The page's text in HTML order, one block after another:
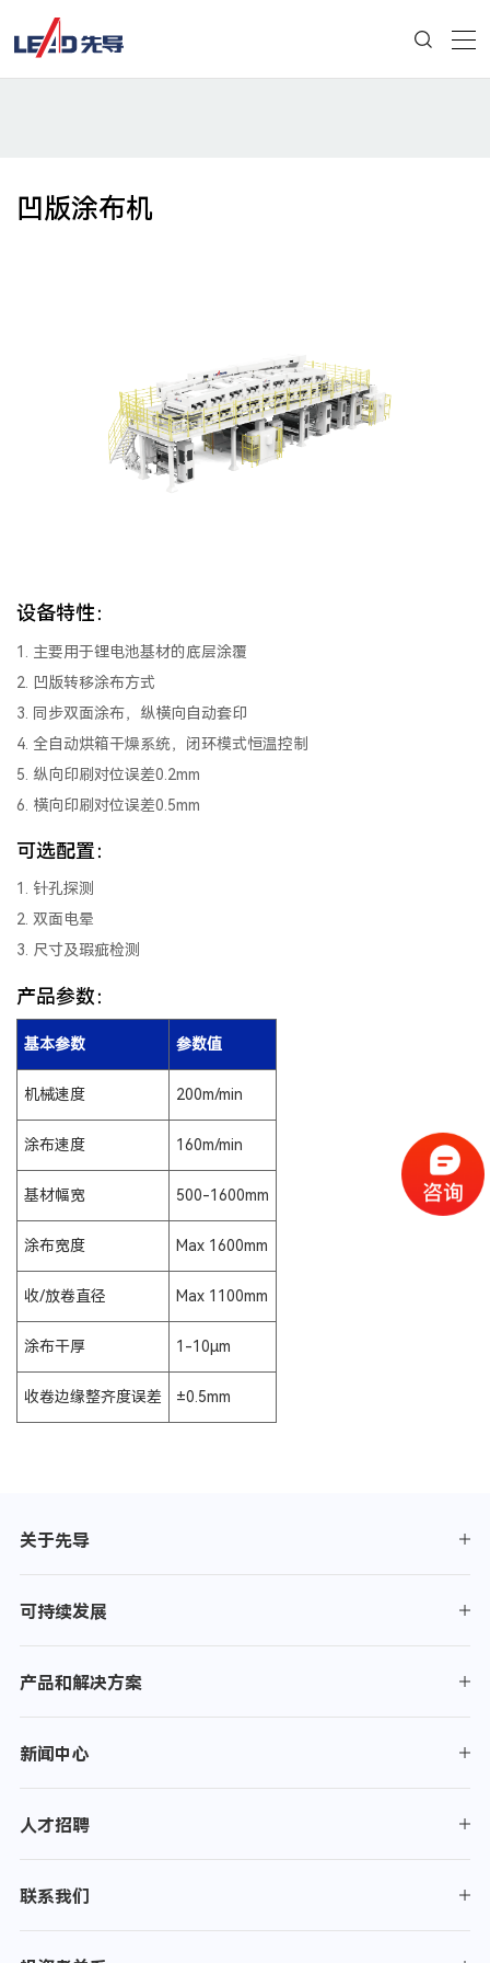
凹版涂布机
设备特性：
1. 主要用于锂电池基材的底层涂覆
2. 凹版转移涂布方式
3. 同步双面涂布，纵横向自动套印
4. 全自动烘箱干燥系统，闭环模式恒温控制
5. 纵向印刷对位误差0.2mm
6. 横向印刷对位误差0.5mm
可选配置：
1. 针孔探测
2. 双面电晕
3. 尺寸及瑕疵检测
产品参数：
基本参数 参数值
机械速度 200m/min
涂布速度 160m/min
基材幅宽 500-1600mm
涂布宽度 Max 1600mm
收/放卷直径 Max 1100mm
涂布干厚 1-10µm
收卷边缘整齐度误差 ±0.5mm
关于先导
可持续发展
产品和解决方案
新闻中心
人才招聘
联系我们